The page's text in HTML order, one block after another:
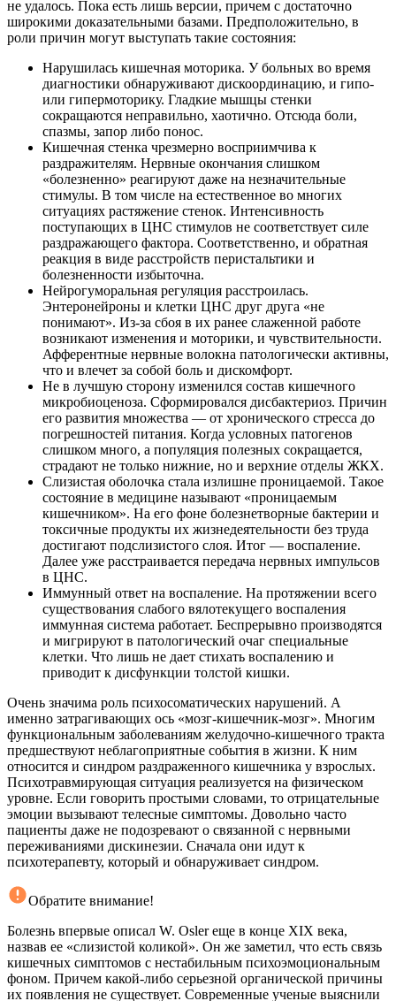
не удалось. Пока есть лишь версии, причем с достаточно
широкими доказательными базами. Предположительно, в
роли причин могут выступать такие состояния:
Нарушилась кишечная моторика. У больных во время
диагностики обнаруживают дискоординацию, и гипо-
или гипермоторику. Гладкие мышцы стенки
сокращаются неправильно, хаотично. Отсюда боли,
спазмы, запор либо понос.
Кишечная стенка чрезмерно восприимчива к
раздражителям. Нервные окончания слишком
«болезненно» реагируют даже на незначительные
стимулы. В том числе на естественное во многих
ситуациях растяжение стенок. Интенсивность
поступающих в ЦНС стимулов не соответствует силе
раздражающего фактора. Соответственно, и обратная
реакция в виде расстройств перистальтики и
болезненности избыточна.
Нейрогуморальная регуляция расстроилась.
Энтеронейроны и клетки ЦНС друг друга «не
понимают». Из-за сбоя в их ранее слаженной работе
возникают изменения и моторики, и чувствительности.
Афферентные нервные волокна патологически активны,
что и влечет за собой боль и дискомфорт.
Не в лучшую сторону изменился состав кишечного
микробиоценоза. Сформировался дисбактериоз. Причин
его развития множества — от хронического стресса до
погрешностей питания. Когда условных патогенов
слишком много, а популяция полезных сокращается,
страдают не только нижние, но и верхние отделы ЖКХ.
Слизистая оболочка стала излишне проницаемой. Такое
состояние в медицине называют «проницаемым
кишечником». На его фоне болезнетворные бактерии и
токсичные продукты их жизнедеятельности без труда
достигают подслизистого слоя. Итог — воспаление.
Далее уже расстраивается передача нервных импульсов
в ЦНС.
Иммунный ответ на воспаление. На протяжении всего
существования слабого вялотекущего воспаления
иммунная система работает. Беспрерывно производятся
и мигрируют в патологический очаг специальные
клетки. Что лишь не дает стихать воспалению и
приводит к дисфункции толстой кишки.
Очень значима роль психосоматических нарушений. А
именно затрагивающих ось «мозг-кишечник-мозг». Многим
функциональным заболеваниям желудочно-кишечного тракта
предшествуют неблагоприятные события в жизни. К ним
относится и синдром раздраженного кишечника у взрослых.
Психотравмирующая ситуация реализуется на физическом
уровне. Если говорить простыми словами, то отрицательные
эмоции вызывают телесные симптомы. Довольно часто
пациенты даже не подозревают о связанной с нервными
переживаниями дискинезии. Сначала они идут к
психотерапевту, который и обнаруживает синдром.
Обратите внимание!
Болезнь впервые описал W. Osler еще в конце XIX века,
назвав ее «слизистой коликой». Он же заметил, что есть связь
кишечных симптомов с нестабильным психоэмоциональным
фоном. Причем какой-либо серьезной органической причины
их появления не существует. Современные ученые выяснили